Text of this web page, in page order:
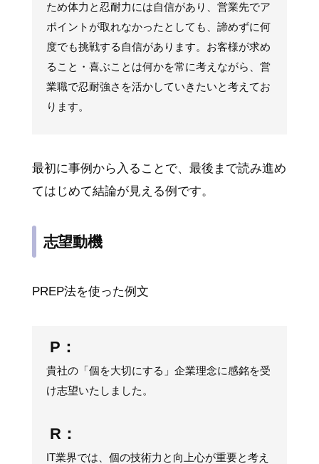
ため体力と忍耐力には自信があり、営業先でア
ポイントが取れなかったとしても、諦めずに何
度でも挑戦する自信があります。お客様が求め
ること・喜ぶことは何かを常に考えながら、営
業職で忍耐強さを活かしていきたいと考えてお
ります。
最初に事例から入ることで、最後まで読み進め
てはじめて結論が見える例です。
志望動機
PREP法を使った例文
P：
貴社の「個を大切にする」企業理念に感銘を受
け志望いたしました。
R：
IT業界では、個の技術力と向上心が重要と考え